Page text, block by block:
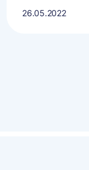
26.05.2022